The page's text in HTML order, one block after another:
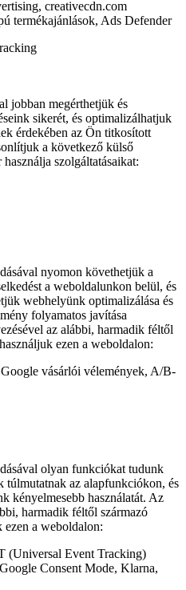
creativecdn.com
termékajánlások, Ads Defender
jobban megérthetjük és
sikerét, és optimalizálhatjuk
érdekében az Ön titkosított
a következő külső
szolgáltatásaikat:
nyomon követhetjük a
a weboldalunkon belül, és
webhelyünk optimalizálása és
folyamatos javítása
az alábbi, harmadik féltől
ezen a weboldalon:
vásárlói vélemények, A/B-
olyan funkciókat tudunk
túlmutatnak az alapfunkciókon, és
kényelmesebb használatát. Az
harmadik féltől származó
ezen a weboldalon:
(Universal Event Tracking)
Consent Mode, Klarna,